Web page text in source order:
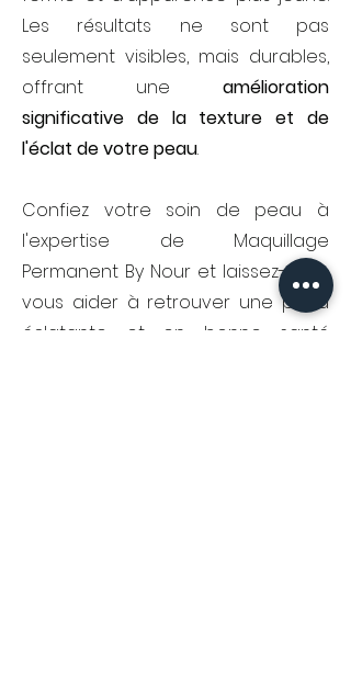
Les résultats ne sont pas
seulement visibles, mais durables,
offrant une amélioration
significative de la texture et de
l'éclat de votre peau.
Confiez votre soin de peau à
l'expertise de Maquillage
Permanent By Nour et laissez-nous
vous aider à retrouver une peau
éclatante et en bonne santé